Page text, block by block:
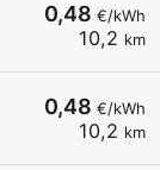
0,48 €/kWh
10,2 km
0,48 €/kWh
10,2 km